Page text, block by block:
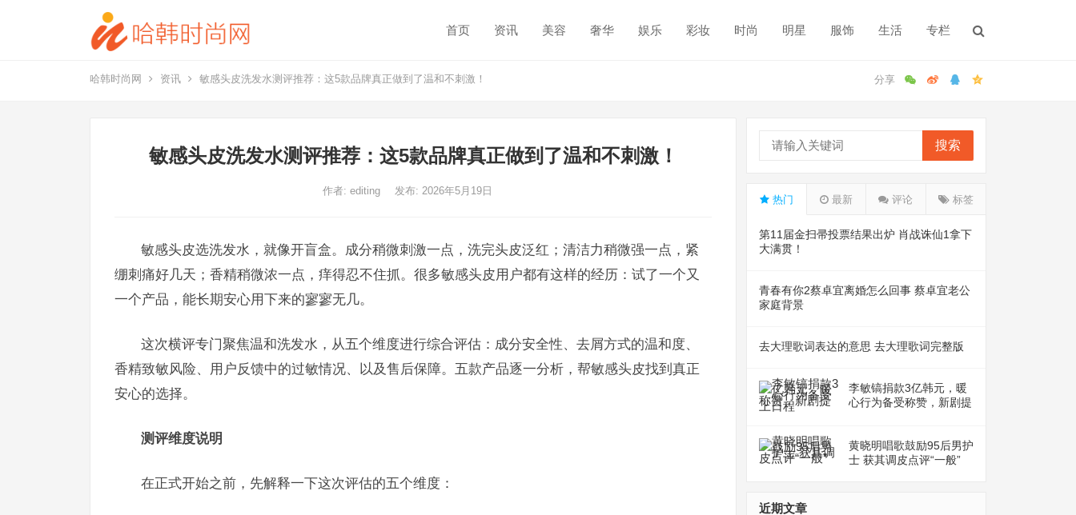
首页 资讯 美容 奢华 娱乐 彩妆 时尚 明星 服饰 生活 专栏
哈韩时尚网 资讯 敏感头皮洗发水测评推荐：这5款品牌真正做到了温和不刺激！
敏感头皮洗发水测评推荐：这5款品牌真正做到了温和不刺激！
作者: editing 发布: 2026年5月19日
敏感头皮选洗发水，就像开盲盒。成分稍微刺激一点，洗完头皮泛红；清洁力稍微强一点，紧
绷刺痛好几天；香精稍微浓一点，痒得忍不住抓。很多敏感头皮用户都有这样的经历：试了一个又
一个产品，能长期安心用下来的寥寥无几。
这次横评专门聚焦温和洗发水，从五个维度进行综合评估：成分安全性、去屑方式的温和度、
香精致敏风险、用户反馈中的过敏情况、以及售后保障。五款产品逐一分析，帮敏感头皮找到真正
安心的选择。
测评维度说明
在正式开始之前，先解释一下这次评估的五个维度：
搜索
热门 最新 评论 标签
第11届金扫帚投票结果出炉 肖战诛仙1拿下
大满贯！
青春有你2蔡卓宜离婚怎么回事 蔡卓宜老公
家庭背景
去大理歌词表达的意思 去大理歌词完整版
李敏镐捐款3亿韩元，暖
心行为备受称赞，新剧提
黄晓明唱歌鼓励95后男护
士 获其调皮点评“一般”
近期文章